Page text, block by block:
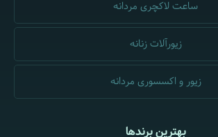
ساعت لاکچری مردانه
زیورآلات زنانه
زیور و اکسسوری مردانه
بهترین برندها